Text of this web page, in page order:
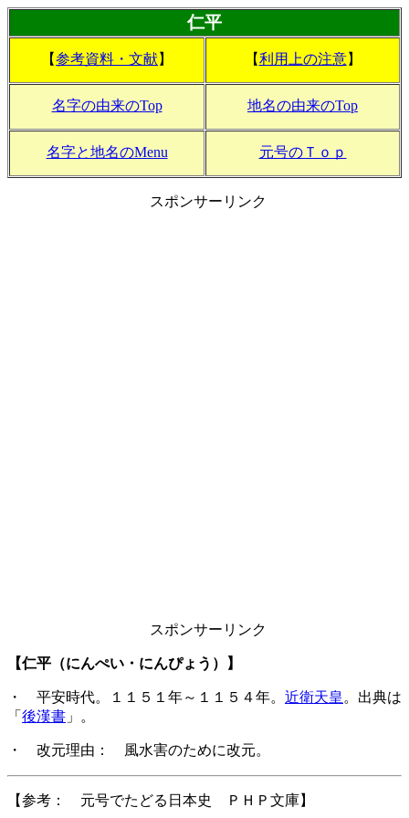
仁平
【参考資料・文献】 【利用上の注意】
名字の由来のTop 地名の由来のTop
名字と地名のMenu 元号のＴｏｐ
スポンサーリンク
スポンサーリンク
【仁平（にんぺい・にんぴょう）】
・ 平安時代。１１５１年～１１５４年。 近衛天皇 。出典は
「 後漢書 」。
・ 改元理由： 風水害のために改元。
【参考： 元号でたどる日本史 ＰＨＰ文庫】